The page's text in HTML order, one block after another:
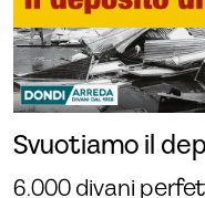
Svuotiamo il
6.000 divani